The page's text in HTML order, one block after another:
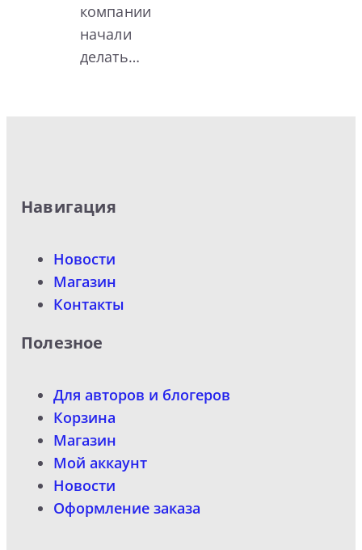
компании
начали
делать…
Навигация
Новости
Магазин
Контакты
Полезное
Для авторов и блогеров
Корзина
Магазин
Мой аккаунт
Новости
Оформление заказа